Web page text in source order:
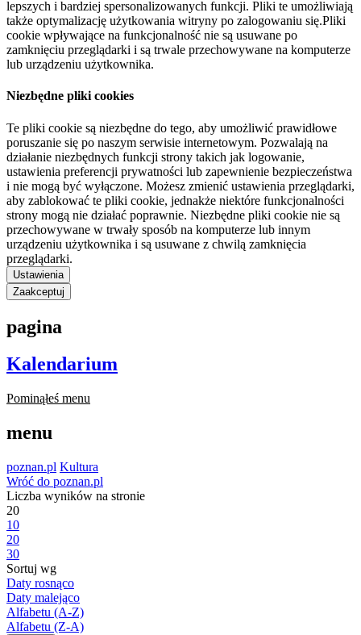
lepszych i bardziej spersonalizowanych funkcji. Pliki te umożliwiają
także optymalizację użytkowania witryny po zalogowaniu się.Pliki
cookie wpływające na funkcjonalność nie są usuwane po
zamknięciu przeglądarki i są trwale przechowywane na komputerze
lub urządzeniu użytkownika.
Niezbędne pliki cookies
Te pliki cookie są niezbędne do tego, aby umożliwić prawidłowe
poruszanie się po naszym serwisie internetowym. Pozwalają na
działanie niezbędnych funkcji strony takich jak logowanie,
ustawienia preferencji prywatności lub zapewnienie bezpieczeństwa
i nie mogą być wyłączone. Możesz zmienić ustawienia przeglądarki,
aby zablokować te pliki cookie, jednakże niektóre funkcjonalności
strony mogą nie działać poprawnie. Niezbędne pliki cookie nie są
przechowywane w trwały sposób na komputerze lub innym
urządzeniu użytkownika i są usuwane z chwilą zamknięcia
przeglądarki.
Ustawienia
Zaakceptuj
pagina
Kalendarium
Pominąłeś menu
menu
poznan.pl Kultura
Wróć do poznan.pl
Liczba wyników na stronie
20
10
20
30
Sortuj wg
Daty rosnąco
Daty malejąco
Alfabetu (A-Z)
Alfabetu (Z-A)